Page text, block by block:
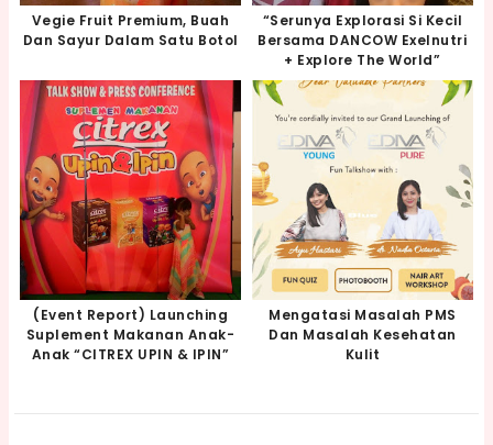
Vegie Fruit Premium, Buah
Dan Sayur Dalam Satu Botol
“Serunya Explorasi Si Kecil
Bersama DANCOW Exelnutri
+ Explore The World”
(Event Report) Launching
Suplement Makanan Anak-
Anak “CITREX UPIN & IPIN”
Mengatasi Masalah PMS
Dan Masalah Kesehatan
Kulit